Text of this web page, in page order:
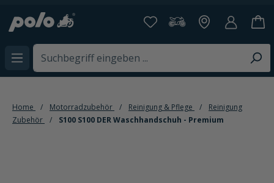
springen
Home Motorradzubehör Reinigung & Pflege
Reinigung
Zubehör
S100 S100 DER Waschhandschuh - Premium